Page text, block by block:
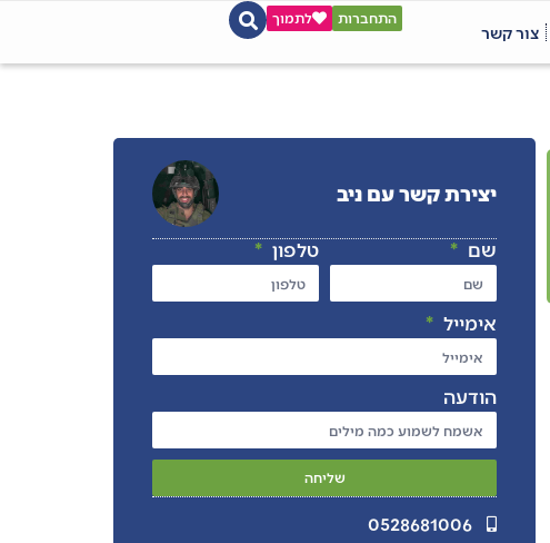
צור קשר
התחברות לתמוך
יצירת קשר עם ניב
שם טלפון
אימייל
הודעה
שליחה
0528681006